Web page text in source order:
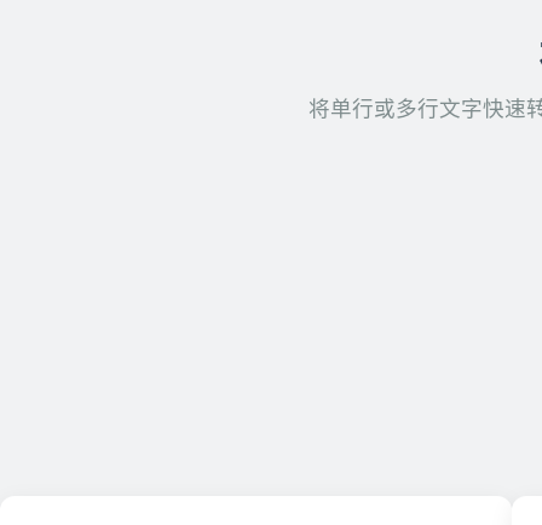
将单行或多行文字快速